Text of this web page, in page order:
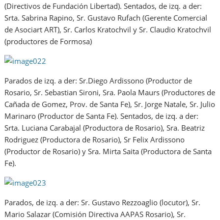
(Directivos de Fundación Libertad). Sentados, de izq. a der:
Srta. Sabrina Rapino, Sr. Gustavo Rufach (Gerente Comercial
de Asociart ART), Sr. Carlos Kratochvil y Sr. Claudio Kratochvil
(productores de Formosa)
Parados de izq. a der: Sr.Diego Ardissono (Productor de
Rosario, Sr. Sebastian Sironi, Sra. Paola Maurs (Productores de
Cañada de Gomez, Prov. de Santa Fe), Sr. Jorge Natale, Sr. Julio
Marinaro (Productor de Santa Fe). Sentados, de izq. a der:
Srta. Luciana Carabajal (Productora de Rosario), Sra. Beatriz
Rodriguez (Productora de Rosario), Sr Felix Ardissono
(Productor de Rosario) y Sra. Mirta Saita (Productora de Santa
Fe).
Parados, de izq. a der: Sr. Gustavo Rezzoaglio (locutor), Sr.
Mario Salazar (Comisión Directiva AAPAS Rosario), Sr.